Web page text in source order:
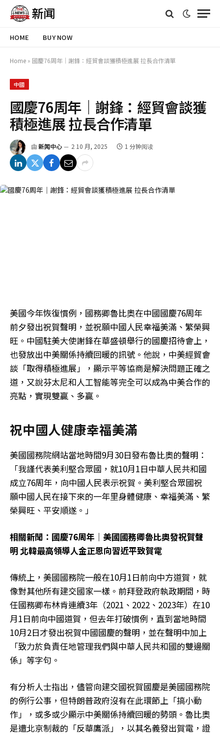
HOME BUY NOW
Home » 國慶76周年｜謝鋒：經貿會談獲積極進展 拉長合作清單
中國
國慶76周年｜謝鋒：經貿會談獲
積極進展 拉長合作清單
由 新闻中心 2 10 月, 2025 1 分钟阅读
美國今年恢復慣例，國務卿魯比奧在中國國慶76周年
前夕發出祝賀聲明，並祝願中國人民幸福美滿、繁榮興
旺。中國駐美大使謝鋒在華盛頓舉行的國慶招待會上，
也發放出中美關係持續回暖的訊號。他說，中美經貿會
談「取得積極進展」，顯示平等協商是解決問題正確之
道，又說芬太尼和人工智能等完全可以成為中美合作的
亮點，實現雙贏、多贏。
祝中國人健康幸福美滿
美國國務院網站當地時間9月30日發布魯比奧的聲明：
「我謹代表美利堅合眾國，就10月1日中華人民共和國
成立76周年，向中國人民表示祝賀。美利堅合眾國祝
願中國人民在接下來的一年里身體健康、幸福美滿、繁
榮興旺、平安順遂。」
相關新聞：國慶76周年｜美國國務卿魯比奧發祝賀聲
明 北韓最高領導人金正恩向習近平致賀電
傳統上，美國國務院一般在10月1日前向中方道賀，就
像對其他所有建交國家一樣。前拜登政府執政期間，時
任國務卿布林肯連續3年（2021、2022、2023年）在10
月1日前向中國道賀，但去年打破慣例，直到當地時間
10月2日才發出祝賀中國國慶的聲明，並在聲明中加上
「致力於負責任地管理我們與中華人民共和國的雙邊關
係」等字句。
有分析人士指出，儘管向建交國祝賀國慶是美國國務院
的例行公事，但特朗普政府沒有在此環節上「搞小動
作」，或多或少顯示中美關係持續回暖的勢頭。魯比奧
是遭北京制裁的「反華鷹派」，以其名義發出賀電，證